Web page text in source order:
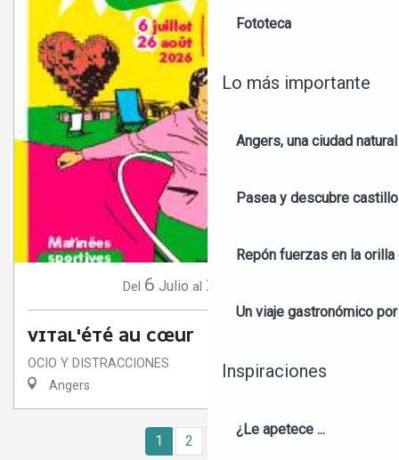
Fototeca
Lo más importante
Angers, una ciudad natural
Pasea y descubre
Repón fuerzas en la orilla
Un viaje gastronómico
Inspiraciones
¿Le apetece ...
Del 6 Julio al 26
VITAL'ÉTÉ AU CŒUR
OCIO Y DISTRACCIONES
Angers
1 2